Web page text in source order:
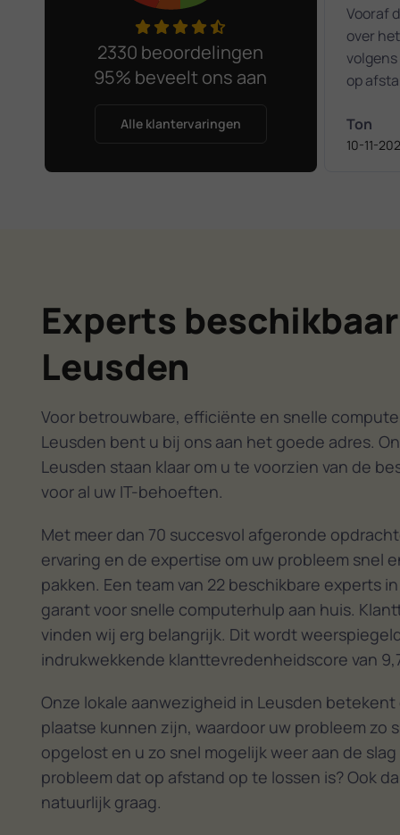
2330 beoordelingen
95% beveelt ons aan
Alle klantervaringen
Vooraf
over
op
Zeer
en
dank
Ton
10-11-
Experts
Leusden
Voor betrouwbare, efficiënte en snelle
Leusden bent u bij ons aan het goede adres.
Leusden staan klaar om u te voorzien van de
voor al uw IT-behoeften.
Met meer dan 70 succesvol afgeronde
ervaring en de expertise om uw probleem snel
pakken. Een team van 22 beschikbare experts
garant voor snelle computerhulp aan huis.
vinden wij erg belangrijk. Dit wordt
indrukwekkende klanttevredenheidscore van
Onze lokale aanwezigheid in Leusden
plaatse kunnen zijn, waardoor uw probleem zo
opgelost en u zo snel mogelijk weer aan de
probleem dat op afstand op te lossen is? Ook
natuurlijk graag.